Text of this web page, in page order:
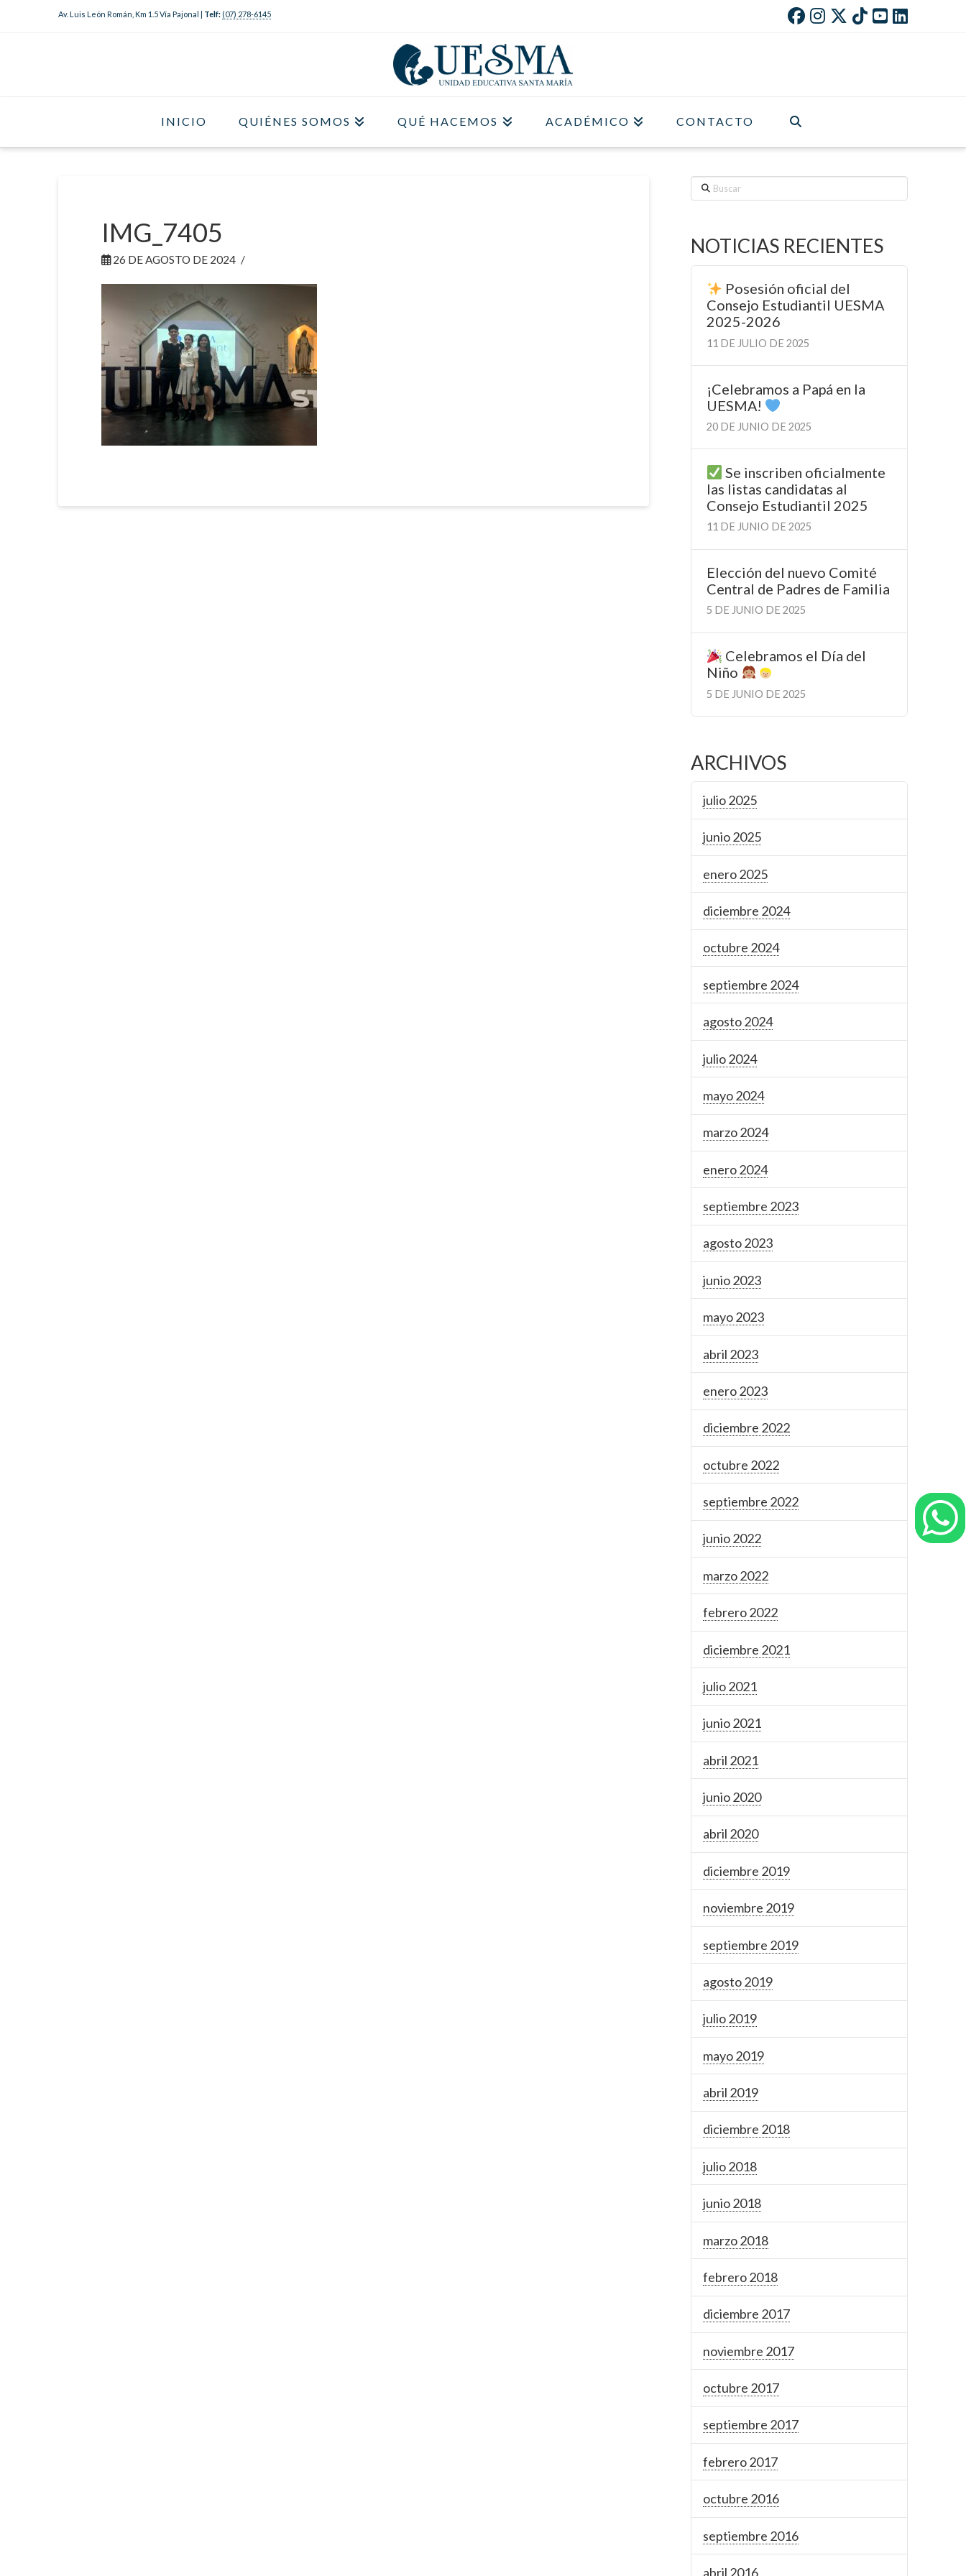
Av. Luis León Román, Km 1.5 Vía Pajonal | Telf: (07) 278-6145
INICIO QUIÉNES SOMOS QUÉ HACEMOS ACADÉMICO CONTACTO
IMG_7405
26 DE AGOSTO DE 2024
Buscar
NOTICIAS RECIENTES
Posesión oficial del
Consejo Estudiantil UESMA
2025-2026
11 DE JULIO DE 2025
¡Celebramos a Papá en la
UESMA!
20 DE JUNIO DE 2025
Se inscriben oficialmente
las listas candidatas al
Consejo Estudiantil 2025
11 DE JUNIO DE 2025
Elección del nuevo Comité
Central de Padres de Familia
5 DE JUNIO DE 2025
Celebramos el Día del
Niño
5 DE JUNIO DE 2025
ARCHIVOS
julio 2025
junio 2025
enero 2025
diciembre 2024
octubre 2024
septiembre 2024
agosto 2024
julio 2024
mayo 2024
marzo 2024
enero 2024
septiembre 2023
agosto 2023
junio 2023
mayo 2023
abril 2023
enero 2023
diciembre 2022
octubre 2022
septiembre 2022
junio 2022
marzo 2022
febrero 2022
diciembre 2021
julio 2021
junio 2021
abril 2021
junio 2020
abril 2020
diciembre 2019
noviembre 2019
septiembre 2019
agosto 2019
julio 2019
mayo 2019
abril 2019
diciembre 2018
julio 2018
junio 2018
marzo 2018
febrero 2018
diciembre 2017
noviembre 2017
octubre 2017
septiembre 2017
febrero 2017
octubre 2016
septiembre 2016
abril 2016